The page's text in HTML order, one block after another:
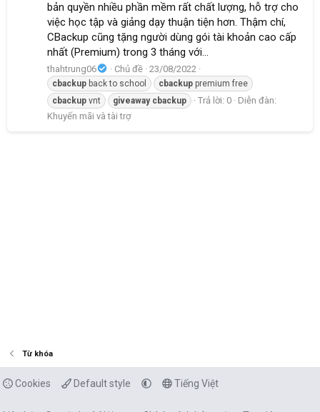
bản quyền nhiều phần mềm rất chất lượng, hỗ trợ cho
việc học tập và giảng dạy thuận tiện hơn. Thậm chí,
CBackup cũng tặng người dùng gói tài khoản cao cấp
nhất (Premium) trong 3 tháng với...
thahtrung06 Chủ đề 23/08/2022
cbackup back to school cbackup premium free
cbackup vnt giveaway cbackup Trả lời: 0
Diễn đàn:
Khuyến mãi và tài trợ
Từ khóa
Cookies Default style Tiếng Việt